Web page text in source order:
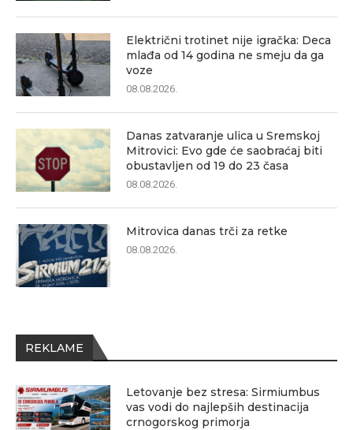
Električni trotinet nije igračka: Deca
mlađa od 14 godina ne smeju da ga
voze
08.08.2026.
Danas zatvaranje ulica u Sremskoj
Mitrovici: Evo gde će saobraćaj biti
obustavljen od 19 do 23 časa
08.08.2026.
Mitrovica danas trči za retke
08.08.2026.
REKLAME
Letovanje bez stresa: Sirmiumbus
vas vodi do najlepših destinacija
crnogorskog primorja